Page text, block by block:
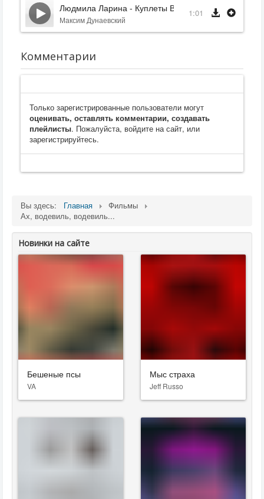
Людмила Ларина - Куплеты Верочки
Максим Дунаевский
1:01
Комментарии
Только зарегистрированные пользователи могут
оценивать, оставлять комментарии, создавать
плейлисты. Пожалуйста, войдите на сайт, или
зарегистрируйтесь.
Вы здесь: Главная
Фильмы
Ах, водевиль, водевиль...
Новинки на сайте
Бешеные псы
VA
Мыс страха
Jeff Russo